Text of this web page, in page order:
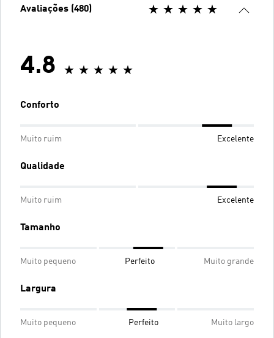
Avaliações (480)
4.8
Conforto
Muito ruim Excelente
Qualidade
Muito ruim Excelente
Tamanho
Muito pequeno Perfeito Muito grande
Largura
Muito pequeno Perfeito Muito largo